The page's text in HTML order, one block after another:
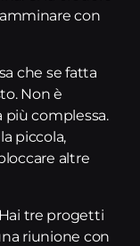
con
che se fatta
Non è
più complessa.
piccola,
altre
tre progetti
riunione con